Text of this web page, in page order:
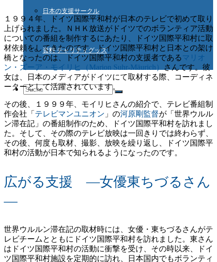
日本の支援サークル
資料 チャリティグッズ
Suche
nach:
１９９４年、ドイツ国際平和村が日本のテレビで初めて取り
上げられました。ＮＨＫ放送がドイツでのボランティア活動
についての番組を制作するにあたり、ドイツ国際平和村に取
材依頼をしてきたのです。ドイツ国際平和村と日本との架け
橋となったのは、ドイツ国際平和村の支援者である マリオ
ン・ズーア・モイリヒ（Marion Suhr-Mäurich）
さんです。彼
女は、日本のメディアがドイツにて取材する際、コーディネ
ーターとして活躍されています。
その後、１９９９年、モイリヒさんの紹介で、テレビ番組制
作会社「 テレビマンユニオン 」の河原剛監督が「世界ウルル
ン滞在記」の番組制作のため、ドイツ国際平和村を訪れまし
た。そして、その際のテレビ放映は一回きりでは終わらず、
その後、何度も取材、撮影、放映を繰り返し、ドイツ国際平
和村の活動が日本で知られるようになったのです。
広がる支援 ―女優東ちづるさん
―
世界ウルルン滞在記の取材時には、女優・東ちづるさんがテ
レビチームとともにドイツ国際平和村を訪れました。東さん
はドイツ国際平和村の活動に衝撃を受け、その時以来、ドイ
ツ国際平和村施設を定期的に訪れ、日本国内でもボランティ